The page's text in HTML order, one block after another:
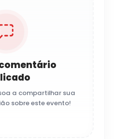
a compartilhar sua
sobre este evento!